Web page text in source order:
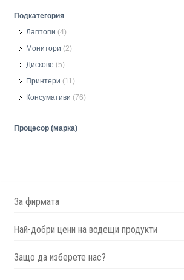
Подкатегория
Лаптопи (4)
Монитори (2)
Дискове (5)
Принтери (11)
Консумативи (76)
Процесор (марка)
За фирмата
Най-добри цени на водещи продукти
Защо да изберете нас?